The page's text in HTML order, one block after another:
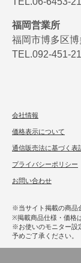
福岡営業所
福岡市博多区
TEL.092-451-
会社情報
価格表示について
通信販売法に基づく表
プライバシーポリシー
お問い合わせ
※当サイト掲載の商品
※掲載商品仕様・価格
※お使いのモニター設
予めご了承ください。